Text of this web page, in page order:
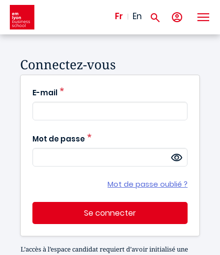
Aller au contenu principal
Fr En
Connectez-vous
E-mail
Mot de passe
Mot de passe oublié ?
Se connecter
L’accès à l’espace candidat requiert d’avoir initialisé une